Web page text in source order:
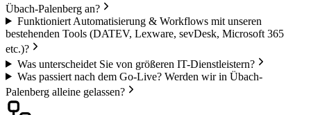
Übach-Palenberg an?
Funktioniert Automatisierung & Workflows mit unseren
bestehenden Tools (DATEV, Lexware, sevDesk, Microsoft 365
etc.)?
Was unterscheidet Sie von größeren IT-Dienstleistern?
Was passiert nach dem Go-Live? Werden wir in Übach-
Palenberg alleine gelassen?